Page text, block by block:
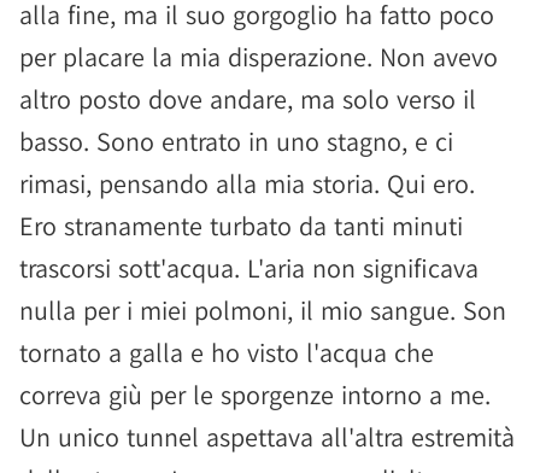
alla fine, ma il suo gorgoglio ha fatto poco
per placare la mia disperazione. Non avevo
altro posto dove andare, ma solo verso il
basso. Sono entrato in uno stagno, e ci
rimasi, pensando alla mia storia. Qui ero.
Ero stranamente turbato da tanti minuti
trascorsi sott'acqua. L'aria non significava
nulla per i miei polmoni, il mio sangue. Son
tornato a galla e ho visto l'acqua che
correva giù per le sporgenze intorno a me.
Un unico tunnel aspettava all'altra estremità